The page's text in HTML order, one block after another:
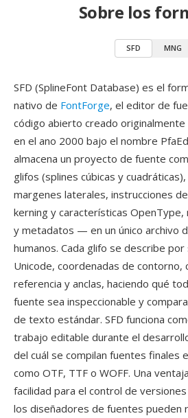
Sobre los
SFD MNG
SFD (SplineFont Database) es el
nativo de FontForge, el editor de
código abierto creado
en el ano 2000 bajo el nombre
almacena un proyecto de fuente
glifos (splines cúbicas y
margenes laterales, instrucciones
kerning y características
y metadatos — en un único archivo
humanos. Cada glifo se describe
Unicode, coordenadas de contorno,
referencia y anclas, haciendo qué
fuente sea inspeccionable y
de texto estándar. SFD funciona
trabajo editable durante el
del cuál se compilan fuentes finales
como OTF, TTF o WOFF. Una
facilidad para el control de
los diseñadores de fuentes pueden